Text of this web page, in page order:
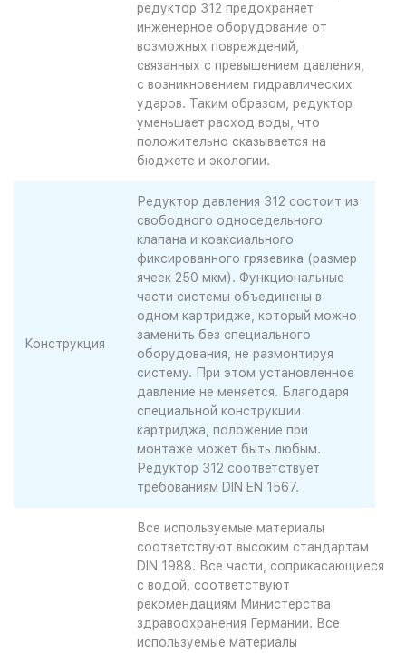
редуктор 312 предохраняет
инженерное оборудование от
возможных повреждений,
связанных с превышением давления,
с возникновением гидравлических
ударов. Таким образом, редуктор
уменьшает расход воды, что
положительно сказывается на
бюджете и экологии.
Конструкция
Редуктор давления 312 состоит из
свободного односедельного
клапана и коаксиального
фиксированного грязевика (размер
ячеек 250 мкм). Функциональные
части системы объединены в
одном картридже, который можно
заменить без специального
оборудования, не размонтируя
систему. При этом установленное
давление не меняется. Благодаря
специальной конструкции
картриджа, положение при
монтаже может быть любым.
Редуктор 312 соответствует
требованиям DIN EN 1567.
Все используемые материалы
соответствуют высоким стандартам
DIN 1988. Все части, соприкасающиеся
с водой, соответствуют
рекомендациям Министерства
здравоохранения Германии. Все
используемые материалы